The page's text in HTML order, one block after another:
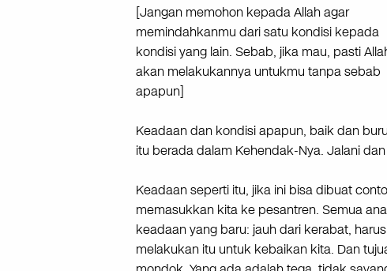
[Jangan memohon kepada Allah agar
memindahkanmu dari satu kondisi kepada
kondisi yang lain. Sebab, jika mau, pasti
akan melakukannya untukmu tanpa sebab
apapun]
Keadaan dan kondisi apapun, baik dan
itu berada dalam Kehendak-Nya. Jalani
Keadaan seperti itu, jika ini bisa dibuat
memasukkan kita ke pesantren. Semua
keadaan yang baru: jauh dari kerabat,
melakukan itu untuk kebaikan kita. Dan